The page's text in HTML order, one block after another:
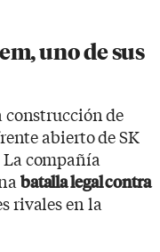
uno de sus
construcción de
abierto de SK
compañía
batalla legal contra
rivales en la